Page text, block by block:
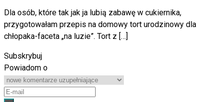
Dla osób, które tak jak ja lubią zabawę w cukiernika,
przygotowałam przepis na domowy tort urodzinowy dla
chłopaka-faceta „na luzie”. Tort z […]
Subskrybuj
Powiadom o